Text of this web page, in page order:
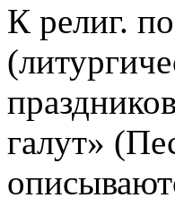
К религ.
галут»